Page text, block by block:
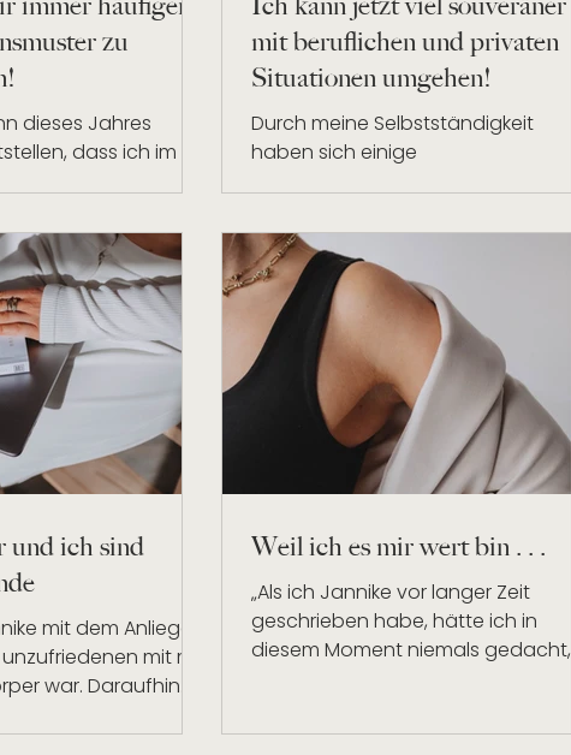
zu
dieses Jahres
dass ich im
mit beruflichen und privaten
Situationen umgehen!
Durch meine Selbstständigkeit
haben sich einige
den Kontakt zu Jannike...
ich sind
mit dem Anliegen,
mit mir
war. Daraufhin
Weil ich es mir wert bin . . .
„Als ich Jannike vor langer Zeit
geschrieben habe, hätte ich in
diesem Moment niemals gedacht,